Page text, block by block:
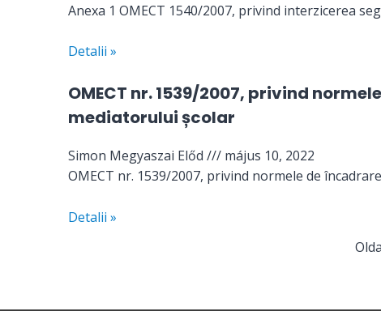
Anexa 1 OMECT 1540/2007, privind interzicerea
Detalii »
OMECT nr. 1539/2007, privind
mediatorului școlar
Simon Megyaszai Előd
május 10, 2022
OMECT nr. 1539/2007, privind normele de
Detalii »